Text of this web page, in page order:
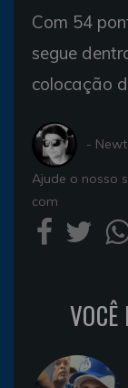
Com 54
segue
colocação
-
Ajude o nosso
com
VOCÊ